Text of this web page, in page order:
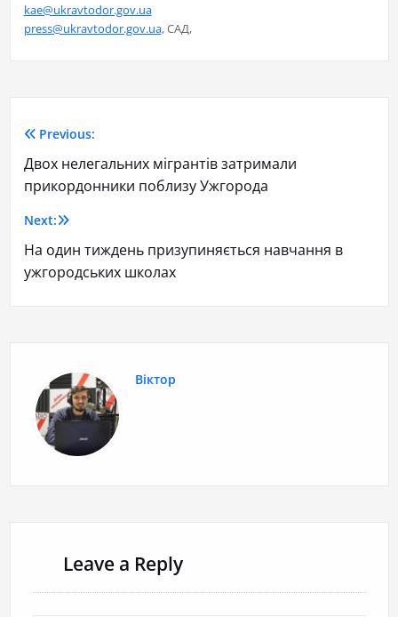
kae@ukravtodor.gov.ua
press@ukravtodor.gov.ua, САД,
Previous:
Двох нелегальних мігрантів затримали
прикордонники поблизу Ужгорода
Next:
На один тиждень призупиняється навчання в
ужгородських школах
Віктор
Leave a Reply